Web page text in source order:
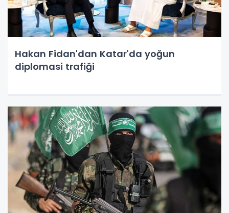
Hakan Fidan'dan Katar'da yoğun
diplomasi trafiği